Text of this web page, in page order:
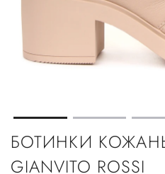
БОТИНКИ
GIANVITO ROSSI